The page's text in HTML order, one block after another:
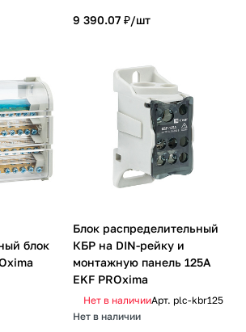
9 390.07 ₽/шт
блок
Блок распределительный
КБР на DIN-рейку и
монтажную панель 125A
EKF PROxima
Нет в наличииАрт. plc-kbr125
Нет в наличии